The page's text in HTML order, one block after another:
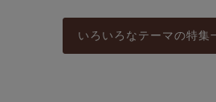
いろいろなテーマの特集